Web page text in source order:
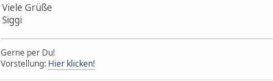
Viele Grüße
Siggi
Gerne per Du!
Vorstellung: Hier klicken!